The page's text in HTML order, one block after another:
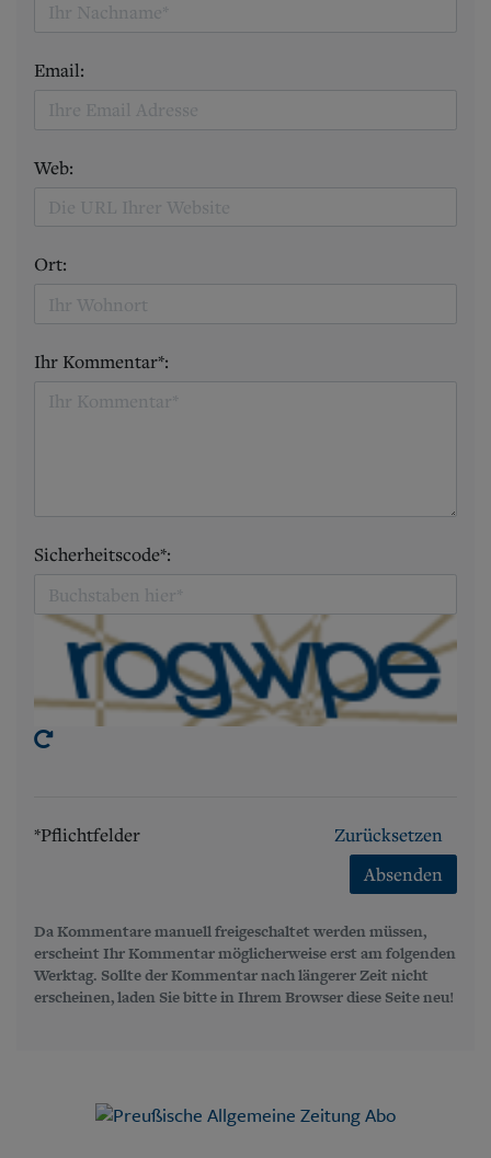
Email:
Web:
Ort:
Ihr Kommentar*:
Sicherheitscode*:
*Pflichtfelder
Zurücksetzen
Absenden
Da Kommentare manuell freigeschaltet werden müssen,
erscheint Ihr Kommentar möglicherweise erst am folgenden
Werktag. Sollte der Kommentar nach längerer Zeit nicht
erscheinen, laden Sie bitte in Ihrem Browser diese Seite neu!